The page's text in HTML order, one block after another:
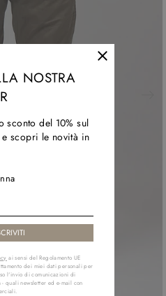
NOSTRA
sconto del 10% sul
scopri le novità in
ai sensi del Regolamento UE
dei miei dati personali per
l'invio di comunicazioni di
quali newsletter ed e-mail con